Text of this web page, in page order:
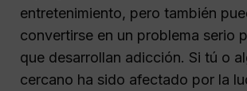
entretenimiento, pero también
convertirse en un problema serio
que desarrollan adicción. Si tú o
cercano ha sido afectado por la